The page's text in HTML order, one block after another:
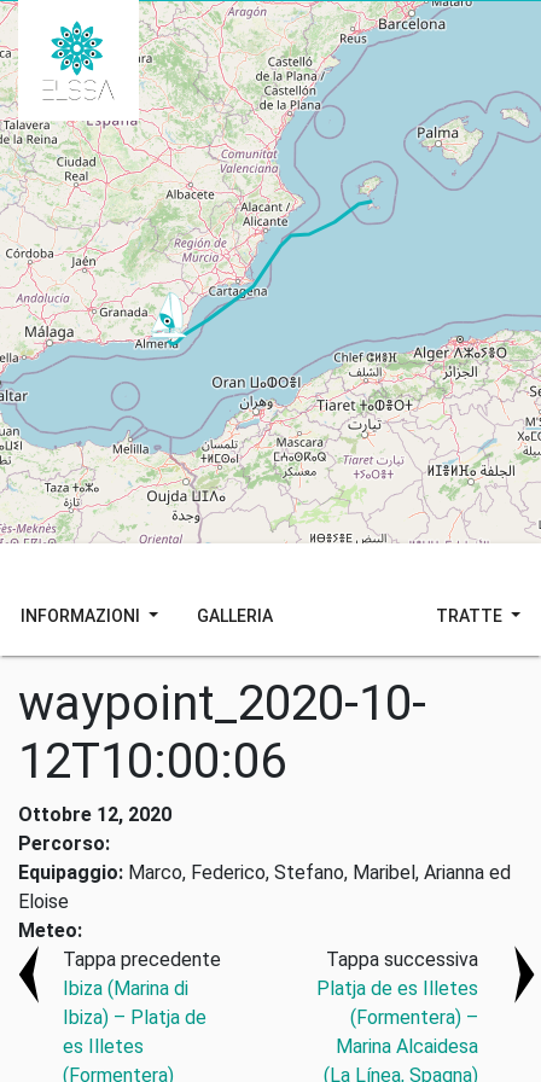
INFORMAZIONI GALLERIA TRATTE
waypoint_2020-10-
12T10:00:06
Ottobre 12, 2020
Percorso:
Equipaggio: Marco, Federico, Stefano, Maribel, Arianna ed
Eloise
Meteo:
Tappa precedente
Ibiza (Marina di
Ibiza) – Platja de
es Illetes
(Formentera)
Tappa successiva
Platja de es Illetes
(Formentera) –
Marina Alcaidesa
(La Línea, Spagna)